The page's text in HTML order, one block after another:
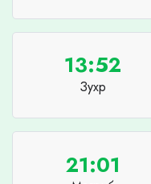
13:52
Зухр
21:01